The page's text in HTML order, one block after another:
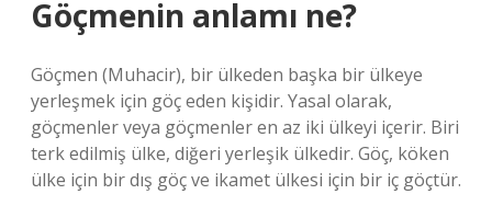
Göçmenin anlamı ne?
Göçmen (Muhacir), bir ülkeden başka bir ülkeye
yerleşmek için göç eden kişidir. Yasal olarak,
göçmenler veya göçmenler en az iki ülkeyi içerir. Biri
terk edilmiş ülke, diğeri yerleşik ülkedir. Göç, köken
ülke için bir dış göç ve ikamet ülkesi için bir iç göçtür.